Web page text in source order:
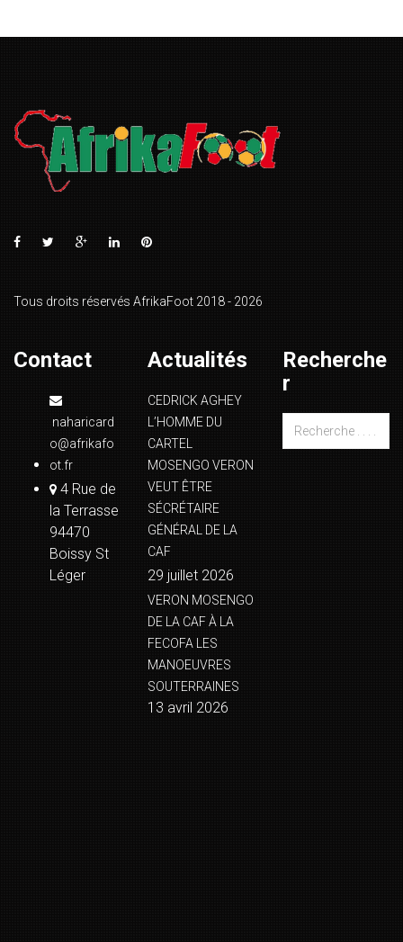
Tous droits réservés AfrikaFoot 2018 - 2026
Contact
naharicard
o@afrikafo
ot.fr
4 Rue de
la Terrasse
94470
Boissy St
Léger
Actualités
CEDRICK AGHEY
L’HOMME DU
CARTEL
MOSENGO VERON
VEUT ÊTRE
SÉCRÉTAIRE
GÉNÉRAL DE LA
CAF
29 juillet 2026
VERON MOSENGO
DE LA CAF À LA
FECOFA LES
MANOEUVRES
SOUTERRAINES
13 avril 2026
Recherche
r